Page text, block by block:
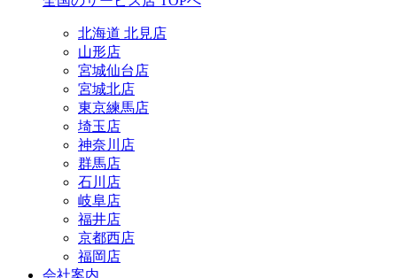
北海道 北見店
山形店
宮城仙台店
宮城北店
東京練馬店
埼玉店
神奈川店
群馬店
石川店
岐阜店
福井店
京都西店
福岡店
会社案内